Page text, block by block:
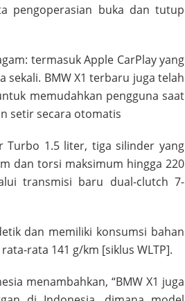
pengoperasian buka dan tutup
termasuk Apple CarPlay yang
sekali. BMW X1 terbaru juga telah
memudahkan pengguna saat
setir secara otomatis
Turbo 1.5 liter, tiga silinder yang
dan torsi maksimum hingga 220
transmisi baru dual-clutch 7-
dan memiliki konsumsi bahan
rata 141 g/km [siklus WLTP].
menambahkan, “BMW X1 juga